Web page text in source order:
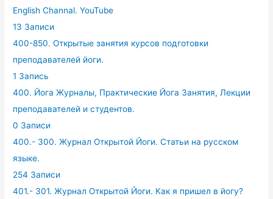
English Channal. YouTube
13 Записи
400-850. Открытые занятия курсов подготовки
преподавателей йоги.
1 Запись
400. Йога Журналы, Практические Йога Занятия, Лекции
преподавателей и студентов.
0 Записи
400.- 300. Журнал Открытой Йоги. Статьи на русском
языке.
254 Записи
401.- 301. Журнал Открытой Йоги. Как я пришел в йогу?